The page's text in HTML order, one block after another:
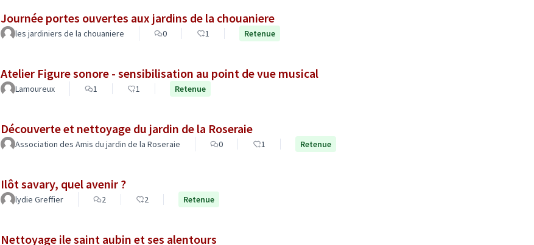
Journée portes ouvertes aux jardins de la chouaniere
les jardiniers de la chouaniere 0 1 Retenue
Atelier Figure sonore - sensibilisation au point de vue musical
Lamoureux 1 1 Retenue
Découverte et nettoyage du jardin de la Roseraie
Association des Amis du jardin de la Roseraie 0 1 Retenue
Ilôt savary, quel avenir ?
lydie Greffier 2 2 Retenue
Nettoyage ile saint aubin et ses alentours